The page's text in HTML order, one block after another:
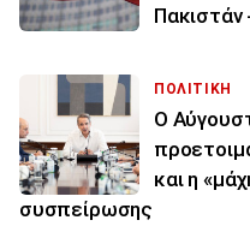
Πακιστάν
ΠΟΛΙΤΙΚΗ
Ο
και η
συσπείρωσης